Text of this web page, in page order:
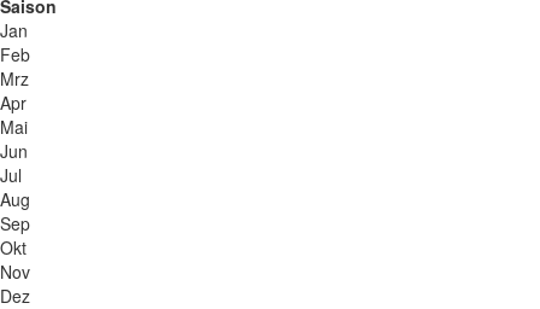
Saison
Jan
Feb
Mrz
Apr
Mai
Jun
Jul
Aug
Sep
Okt
Nov
Dez